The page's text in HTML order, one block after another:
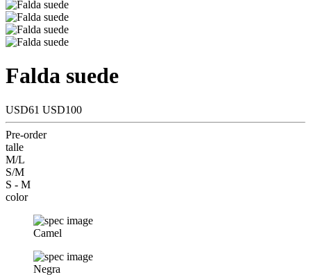
Falda suede
USD61 USD100
Pre-order
talle
M/L
S/M
S - M
color
Camel
Negra